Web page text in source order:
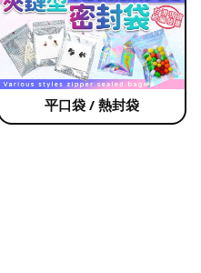
平口袋 / 熱封袋